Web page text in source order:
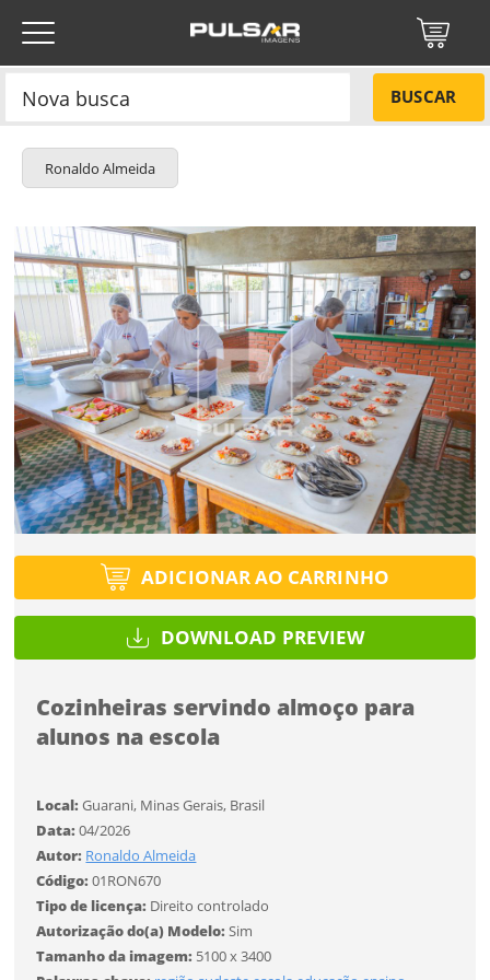
BUSCAR
Ronaldo Almeida
ADICIONAR AO CARRINHO
DOWNLOAD PREVIEW
Cozinheiras servindo almoço para
alunos na escola
Local:Guarani, Minas Gerais, Brasil
Data:04/2026
Autor: Ronaldo Almeida
Código:01RON670
Tipo de licença: Direito controlado
Autorização do(a) Modelo:Sim
Tamanho da imagem: 5100 x 3400
Título do projeto
Tipo de projeto
Selecione
Utilização
Códigos
Título do projeto
Selecione
Utilização
Formato
Esqueci a senha
ENTRAR
Você ainda não tem conta?
CADASTRE-SE
ENTRAR
ENVIAR
Protegido por reCAPTCHA — Privacidade·Termos
NÃO
SIM
Título do projeto
Tipo de projeto
Selecione
Utilização
Tamanho
Tamanho PR$ 57,00
Tamanho MR$ 114,00
Tamanho GR$ 171,00